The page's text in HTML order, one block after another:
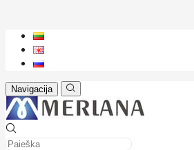
Navigacija